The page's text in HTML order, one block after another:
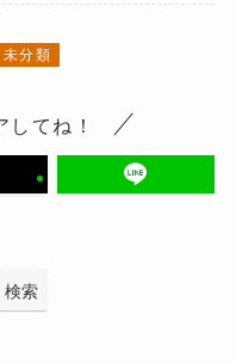
未分類
てね！
検索